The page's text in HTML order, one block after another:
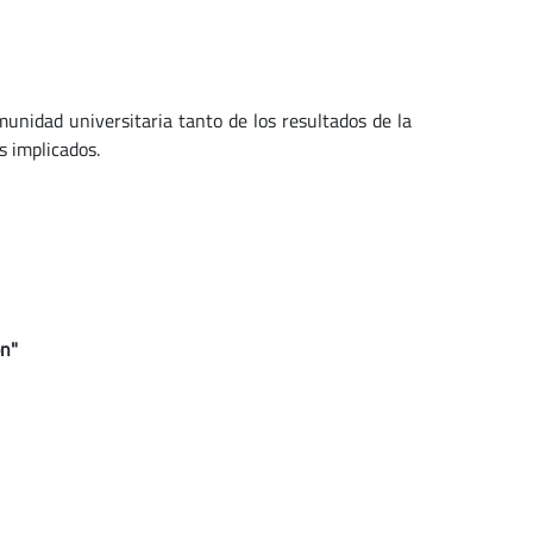
universitaria tanto de los resultados de la
implicados.